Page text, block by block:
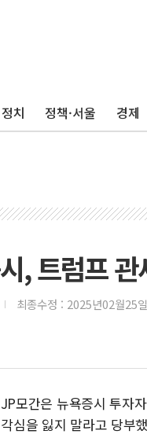
정치 정책·서울 경제
, 트럼프
최종수정 : 2025년02월25
모간은 뉴욕증시 투자
심을 잃지 말라고 당부